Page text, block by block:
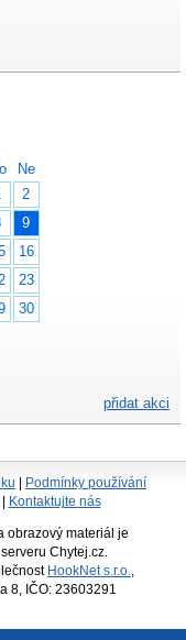
Ne
2
9
16
23
30
přidat akci
Podmínky používání
Kontaktujte nás
obrazový materiál je
Chytej.cz.
HookNet s.r.o.
8, IČO: 23603291